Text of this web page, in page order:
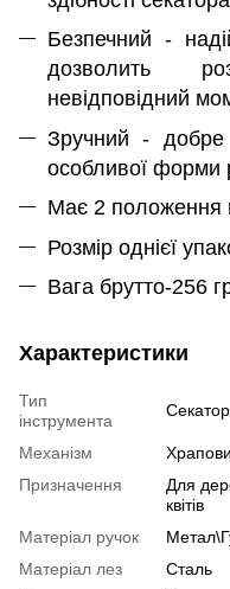
Безпечний -
дозволить
невідповідний
Зручний -
особливої форми
Має 2 положення
Розмір однієї
Вага брутто-256
Характеристики
Тип
інструмента
Секатор
Механізм
Призначення
Для
квітів
Матеріал ручок
Матеріал лез
Сталь